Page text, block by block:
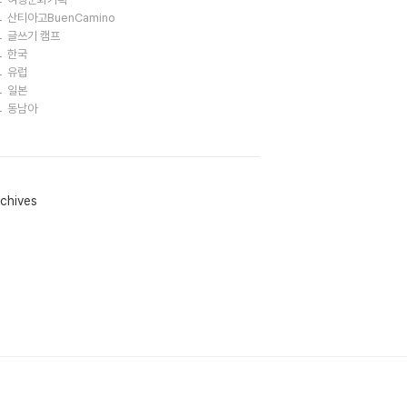
산티아고BuenCamino
글쓰기 캠프
한국
유럽
일본
동남아